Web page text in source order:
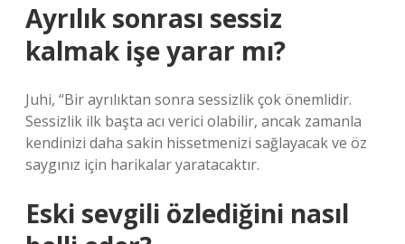
Ayrılık sonrası sessiz
kalmak işe yarar mı?
Juhi, “Bir ayrılıktan sonra sessizlik çok önemlidir.
Sessizlik ilk başta acı verici olabilir, ancak zamanla
kendinizi daha sakin hissetmenizi sağlayacak ve öz
saygınız için harikalar yaratacaktır.
Eski sevgili özlediğini nasıl